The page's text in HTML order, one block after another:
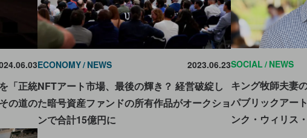
「正統
の道の
ECONOMY NEWS 2023.06.23
NFTアート市場、最後の輝き？ 経営破綻し
た暗号資産ファンドの所有作品がオークショ
ンで合計15億円に
SOCIAL NEWS
キング牧師夫妻
パブリックアー
ンク・ウィリス